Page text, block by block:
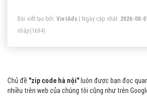
Bài viết tạo bởi: VietAds | Ngày cập nhật: 2026-08-
nhập(1694)
Chủ đề "zip code hà nội" luôn được bạn đọc
nhiều trên web của chúng tôi cũng như trên